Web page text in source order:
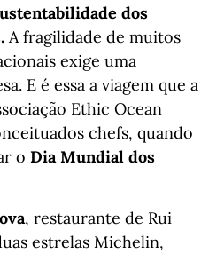
dos
A fragilidade de muitos
exige uma
E é essa a viagem que a
Ethic Ocean
chefs, quando
o Dia Mundial dos
, restaurante de Rui
estrelas Michelin,